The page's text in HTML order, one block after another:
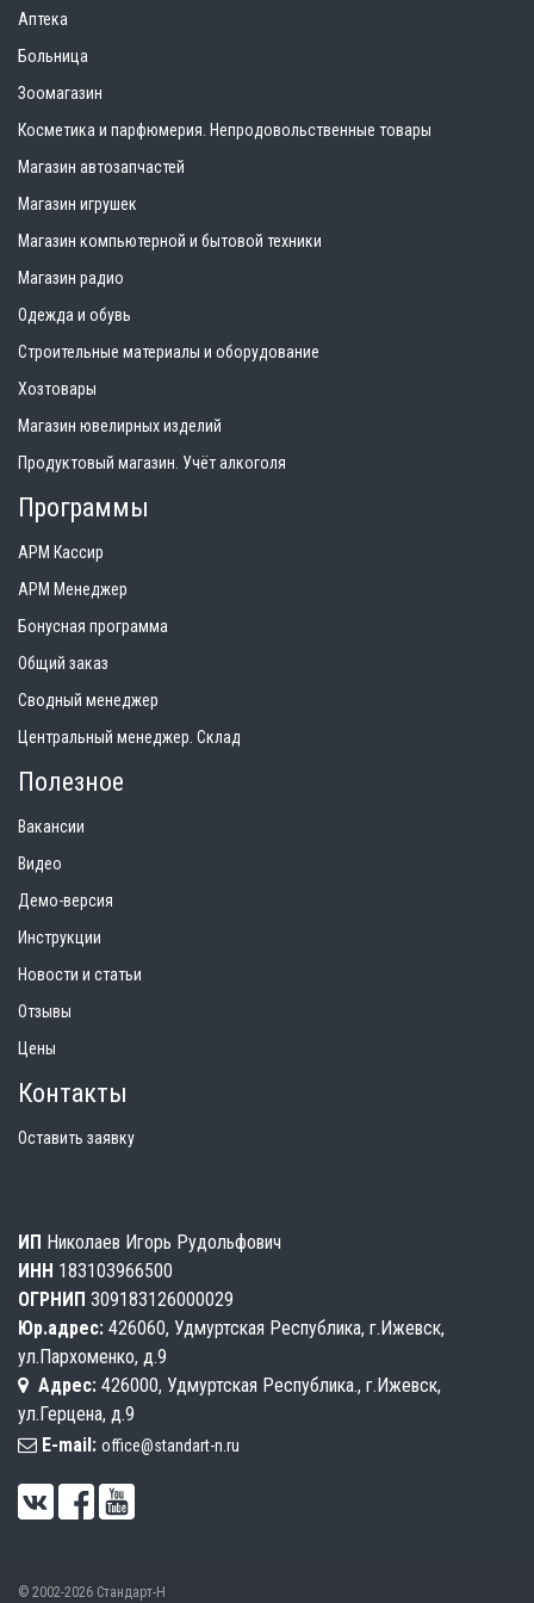
Аптека
Больница
Зоомагазин
Косметика и парфюмерия. Непродовольственные товары
Магазин автозапчастей
Магазин игрушек
Магазин компьютерной и бытовой техники
Магазин радио
Одежда и обувь
Строительные материалы и оборудование
Хозтовары
Магазин ювелирных изделий
Продуктовый магазин. Учёт алкоголя
Программы
АРМ Кассир
АРМ Менеджер
Бонусная программа
Общий заказ
Сводный менеджер
Центральный менеджер. Склад
Полезное
Вакансии
Видео
Демо-версия
Инструкции
Новости и статьи
Отзывы
Цены
Контакты
Оставить заявку
ИП Николаев Игорь Рудольфович
ИНН 183103966500
ОГРНИП 309183126000029
Юр.адрес: 426060, Удмуртская Республика, г.Ижевск,
ул.Пархоменко, д.9
Адрес: 426000, Удмуртская Республика., г.Ижевск,
ул.Герцена, д.9
E-mail: office@standart-n.ru
© 2002-2026 Стандарт-Н